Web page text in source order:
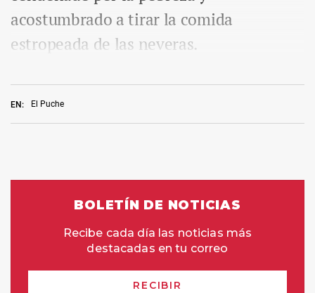
EN: El Puche
acostumbrado a tirar la comida
estropeada de las neveras.